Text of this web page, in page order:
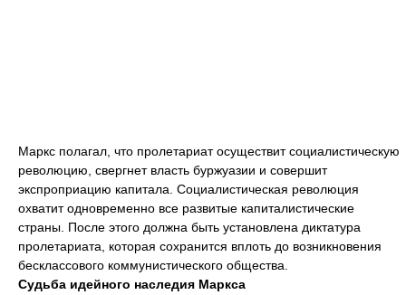
Маркс полагал, что пролетариат осуществит социалистическую
революцию, свергнет власть буржуазии и совершит
экспроприацию капитала. Социалистическая революция
охватит одновременно все развитые капиталистические
страны. После этого должна быть установлена диктатура
пролетариата, которая сохранится вплоть до возникновения
бесклассового коммунистического общества.
Судьба идейного наследия Маркса